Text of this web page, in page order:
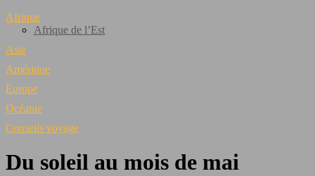
Afrique
Afrique de l’Est
Asie
Amérique
Europe
Océanie
Conseils voyage
Du soleil au mois de mai